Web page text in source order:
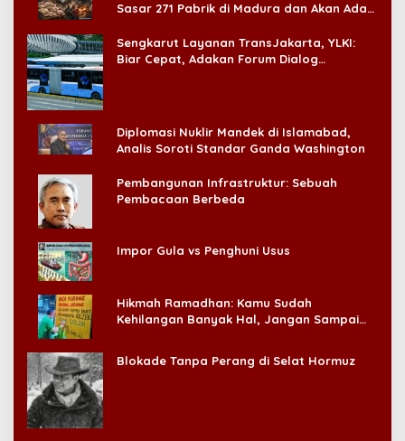
Sasar 271 Pabrik di Madura dan Akan Ada
Sengkarut Layanan TransJakarta, YLKI:
Biar Cepat, Adakan Forum Dialog
Diplomasi Nuklir Mandek di Islamabad,
Analis Soroti Standar Ganda Washington
Pembangunan Infrastruktur: Sebuah
Pembacaan Berbeda
Impor Gula vs Penghuni Usus
Hikmah Ramadhan: Kamu Sudah
Kehilangan Banyak Hal, Jangan Sampai
Blokade Tanpa Perang di Selat Hormuz